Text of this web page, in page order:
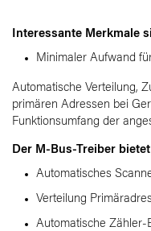
Interessante Merkmale
Minimaler Aufwand
Automatische Verteilung,
primären Adressen bei
Funktionsumfang der
Der M-Bus-Treiber
Automatisches
Verteilung
Automatische Zähler-